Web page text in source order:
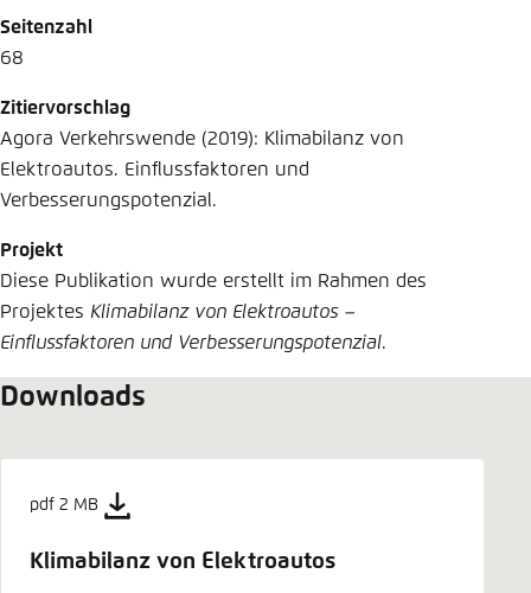
Seitenzahl
68
Zitiervorschlag
Agora Verkehrswende (2019): Klimabilanz von
Elektroautos. Einflussfaktoren und
Verbesserungspotenzial.
Projekt
Diese Publikation wurde erstellt im Rahmen des
Projektes Klimabilanz von Elektroautos –
Einflussfaktoren und Verbesserungspotenzial.
Downloads
pdf 2 MB
Klimabilanz von Elektroautos